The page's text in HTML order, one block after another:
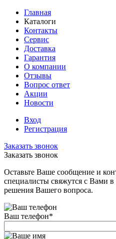
Главная
Каталоги
Контакты
Сервис
Доставка
Гарантия
О компании
Отзывы
Вопрос ответ
Акции
Новости
Вход
Регистрация
Заказать звонок
Заказать звонок
Оставьте Ваше сообщение и
специалисты свяжутся с Вами
решения Вашего вопроса.
Ваш телефон*